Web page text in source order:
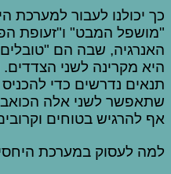
כך יכולנו לעבור למערכת
"מושפל המבט" ו"זעופת
האנרגיה, שבה הם
היא מקרינה לשני הצדדים.
תנאים נדרשים כדי להכניס
שתאפשר לשני אלה
אף להרגיש בטוחים
למה לעסוק במערכת